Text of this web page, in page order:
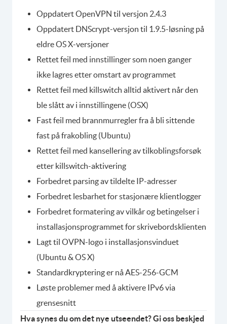
Oppdatert OpenVPN til versjon 2.4.3
Oppdatert DNScrypt-versjon til 1.9.5-løsning på
eldre OS X-versjoner
Rettet feil med innstillinger som noen ganger
ikke lagres etter omstart av programmet
Rettet feil med killswitch alltid aktivert når den
ble slått av i innstillingene (OSX)
Fast feil med brannmurregler fra å bli sittende
fast på frakobling (Ubuntu)
Rettet feil med kansellering av tilkoblingsforsøk
etter killswitch-aktivering
Forbedret parsing av tildelte IP-adresser
Forbedret lesbarhet for stasjonære klientlogger
Forbedret formatering av vilkår og betingelser i
installasjonsprogrammet for skrivebordsklienten
Lagt til OVPN-logo i installasjonsvinduet
(Ubuntu & OS X)
Standardkryptering er nå AES-256-GCM
Løste problemer med å aktivere IPv6 via
grensesnitt
Hva synes du om det nye utseendet? Gi oss beskjed